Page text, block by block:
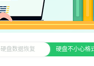
硬盘数据恢复 硬盘不小心格